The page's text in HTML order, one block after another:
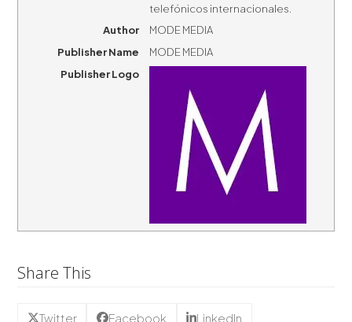
telefónicos internacionales.
Author
MODE MEDIA
Publisher Name
MODE MEDIA
Publisher Logo
Share This
Twitter Facebook LinkedIn